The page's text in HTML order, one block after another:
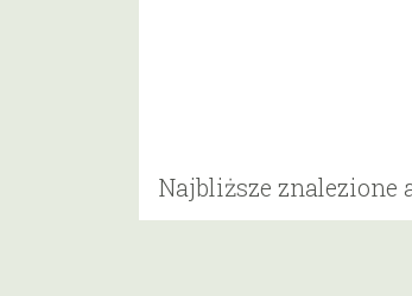
Najbliższe znalezione